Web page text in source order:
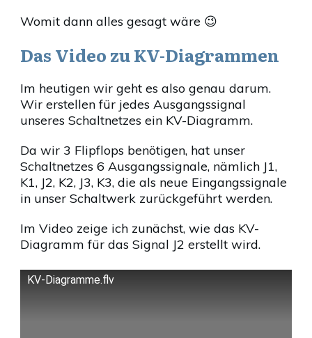
Womit dann alles gesagt wäre 😉
Das Video zu KV-Diagrammen
Im heutigen wir geht es also genau darum.
Wir erstellen für jedes Ausgangssignal
unseres Schaltnetzes ein KV-Diagramm.
Da wir 3 Flipflops benötigen, hat unser
Schaltnetzes 6 Ausgangssignale, nämlich J1,
K1, J2, K2, J3, K3, die als neue Eingangssignale
in unser Schaltwerk zurückgeführt werden.
Im Video zeige ich zunächst, wie das KV-
Diagramm für das Signal J2 erstellt wird.
KV-Diagramme.flv